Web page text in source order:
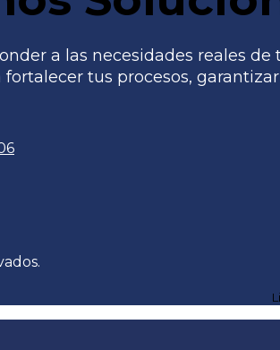
a las necesidades reales
tus procesos,